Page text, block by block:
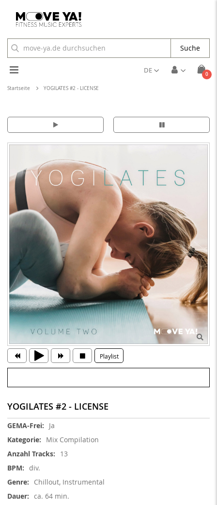
Cart
0
Toggle
Nav
DE
Suche
Startseite YOGILATES #2 - LICENSE
YOGILATES #2 - LICENSE
Weitere
Informationen
Ja
Mix Compilation
13
div.
Chillout, Instrumental
ca. 64 min.
Playlist